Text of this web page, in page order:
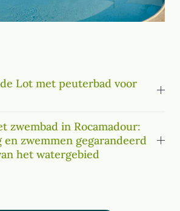
Lot met peuterbad voor
zwembad in Rocamadour:
en zwemmen gegarandeerd
het watergebied